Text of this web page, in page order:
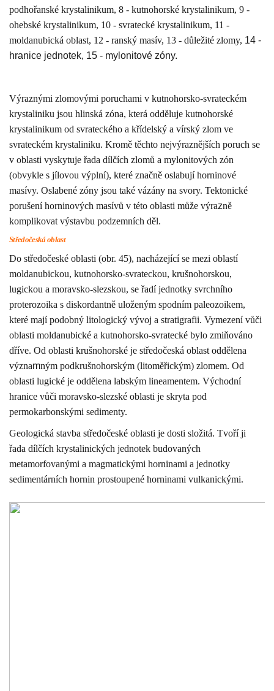
podhořanské krystalinikum, 8 - kutnohorské krystalinikum, 9 -
ohebské krystalinikum, 10 - svratecké krystalinikum, 11 -
moldanubická oblast, 12 - ranský masív, 13 - důležité zlomy, 14 -
hranice jednotek, 15 - mylonitové zóny.
Výraznými zlomovými poruchami v kutnohorsko-svrateckém
krystaliniku jsou hlinská zóna, která odděluje kutnohorské
krystalinikum od svrateckého a křídelský a vírský zlom ve
svrateckém krystaliniku. Kromě těchto nejvýraznějších poruch se
v oblasti vyskytuje řada dílčích zlomů a mylonitových zón
(obvykle s jílovou výplní), které značně oslabují horninové
masívy. Oslabené zóny jsou také vázány na svory. Tektonické
porušení horninových masívů v této oblasti může výrazně
komplikovat výstavbu podzemních děl.
Středočeská oblast
Do středočeské oblasti (obr. 45), nacházející se mezi oblastí
moldanubickou, kutnohorsko-svrateckou, krušnohorskou,
lugickou a moravsko-slezskou, se řadí jednotky svrchního
proterozoika s diskordantně uloženým spodním paleozoikem,
které mají podobný litologický vývoj a stratigrafii. Vymezení vůči
oblasti moldanubické a kutnohorsko-svratecké bylo zmiňováno
dříve. Od oblasti krušnohorské je středočeská oblast oddělena
významným podkrušnohorským (litoměřickým) zlomem. Od
oblasti lugické je oddělena labským lineamentem. Východní
hranice vůči moravsko-slezské oblasti je skryta pod
permokarbonskými sedimenty.
Geologická stavba středočeské oblasti je dosti složitá. Tvoří ji
řada dílčích krystalinických jednotek budovaných
metamorfovanými a magmatickými horninami a jednotky
sedimentárních hornin prostoupené horninami vulkanickými.